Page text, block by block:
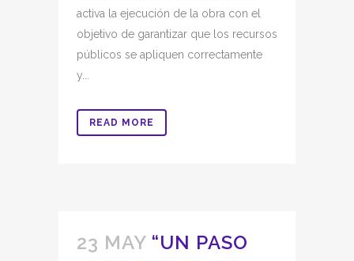
activa la ejecución de la obra con el
objetivo de garantizar que los recursos
públicos se apliquen correctamente
y...
READ MORE
23 MAY “UN PASO